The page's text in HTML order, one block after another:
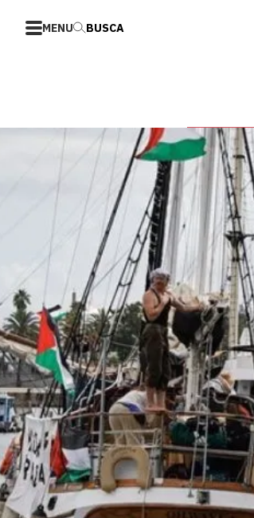
MENU BUSCA